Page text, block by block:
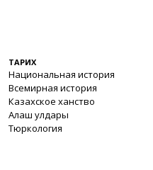
ТАРИХ
Национальная история
Всемирная история
Казахское ханство
Алаш улдары
Тюркология